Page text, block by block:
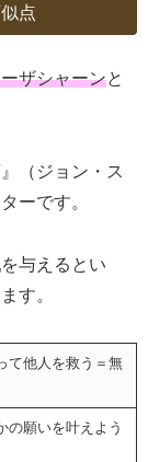
点
ザシャーンと
（ジョン・ス
ーです。
与えるとい
す。
て他人を救う＝無
の願いを叶えよう